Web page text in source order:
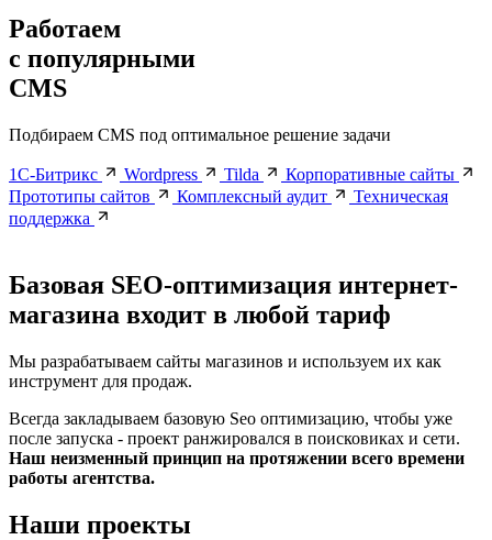
с популярными
CMS
1С-Битрикс Wordpress Tilda
Корпоративные сайты
Прототипы сайтов
Комплексный аудит
Техническая
поддержка
магазина входитв любой тариф
Мы разрабатываем сайты магазинов и используем их как
инструмент для продаж.
Всегда закладываем базовую Seo оптимизацию, чтобы уже
после запуска - проект ранжировался в поисковиках и сети.
Наш неизменный принцип на протяжении всего времени
работы агентства.
Наши проекты
в различных нишах